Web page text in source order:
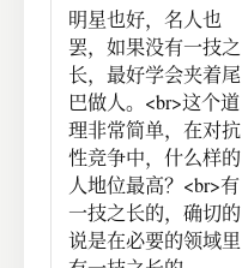
明星也好，名人也
罢，如果没有一技之
长，最好学会夹着尾
巴做人。<br>这个道
理非常简单，在对抗
性竞争中，什么样的
人地位最高？<br>有
一技之长的，确切的
说是在必要的领域里